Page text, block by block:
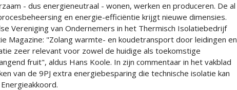
- dus energieneutraal - wonen, werken en produceren. De al
en energie-efficiëntie krijgt nieuwe dimensies.
Vereniging van Ondernemers in het Thermisch Isolatiebedrijf
Magazine: "Zolang warmte- en koudetransport door leidingen en
zeer relevant voor zowel de huidige als toekomstige
fruit", aldus Hans Koole. In zijn commentaar in het vakblad
van de 9PJ extra energiebesparing die technische isolatie kan